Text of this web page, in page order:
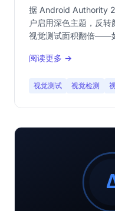
据 Android Authority
户启用深色主题，反
视觉测试面积翻倍——
阅读更多 →
视觉测试 视觉检测